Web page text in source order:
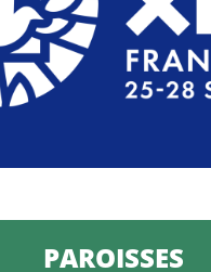
PAROISSES